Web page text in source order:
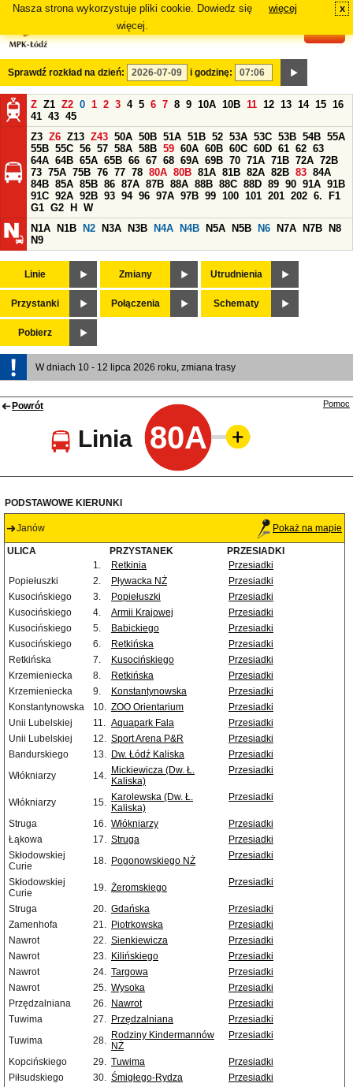
Nasza strona wykorzystuje pliki cookie. Dowiedz się
więcej.
więcej x
Sprawdź rozkład na dzień: i godzinę:
Z Z1 Z2 0 1 2 3 4 5 6 7 8 9 10A 10B 11 12 13 14 15 16
41 43 45
Z3 Z6 Z13 Z43 50A 50B 51A 51B 52 53A 53C 53B 54B 55A
55B 55C 56 57 58A 58B 59 60A 60B 60C 60D 61 62 63
64A 64B 65A 65B 66 67 68 69A 69B 70 71A 71B 72A 72B
73 75A 75B 76 77 78 80A 80B 81A 81B 82A 82B 83 84A
84B 85A 85B 86 87A 87B 88A 88B 88C 88D 89 90 91A 91B
91C 92A 92B 93 94 96 97A 97B 99 100 101 201 202 6.
F1
G1 G2 H
W
N1A
N1B N2 N3A N3B N4A N4B N5A N5B N6 N7A N7B
N8
N9
Linie Zmiany Utrudnienia
Przystanki Połączenia Schematy
Pobierz
W dniach 10 - 12 lipca 2026 roku, zmiana trasy
Powrót
Linia 80A
Pomoc
PODSTAWOWE KIERUNKI
Janów Pokaż na mapie
ULICA PRZYSTANEK
PRZESIADKI
1.
Retkinia
Przesiadki
Popiełuszki
2. Pływacka NŻ
Przesiadki
Kusocińskiego
3. Popiełuszki
Przesiadki
Kusocińskiego
4. Armii Krajowej
Przesiadki
Kusocińskiego
5. Babickiego
Przesiadki
Kusocińskiego
6. Retkińska
Przesiadki
Retkińska
7. Kusocińskiego
Przesiadki
Krzemieniecka
8. Retkińska
Przesiadki
Krzemieniecka
9. Konstantynowska
Przesiadki
Konstantynowska
10. ZOO Orientarium
Przesiadki
Unii Lubelskiej
11. Aquapark Fala
Przesiadki
Unii Lubelskiej
12. Sport Arena P&R
Przesiadki
Bandurskiego
13. Dw. Łódź Kaliska
Przesiadki
Włókniarzy
14. Mickiewicza (Dw. Ł.
Kaliska)
Przesiadki
Włókniarzy 15. Karolewska (Dw. Ł.
Kaliska)
Przesiadki
Struga 16. Włókniarzy
Przesiadki
Łąkowa
17. Struga
Przesiadki
Skłodowskiej
Curie
18. Pogonowskiego NŻ Przesiadki
Skłodowskiej
Curie
19. Żeromskiego Przesiadki
Struga 20. Gdańska
Przesiadki
Zamenhofa
21. Piotrkowska
Przesiadki
Nawrot
22. Sienkiewicza
Przesiadki
Nawrot
23. Kilińskiego
Przesiadki
Nawrot
24. Targowa
Przesiadki
Nawrot
25. Wysoka
Przesiadki
Przędzalniana
26. Nawrot
Przesiadki
Tuwima
27. Przędzalniana
Przesiadki
Tuwima
28. Rodziny Kindermannów
NŻ
Przesiadki
Kopcińskiego 29. Tuwima
Przesiadki
Piłsudskiego
30. Śmigłego-Rydza
Przesiadki